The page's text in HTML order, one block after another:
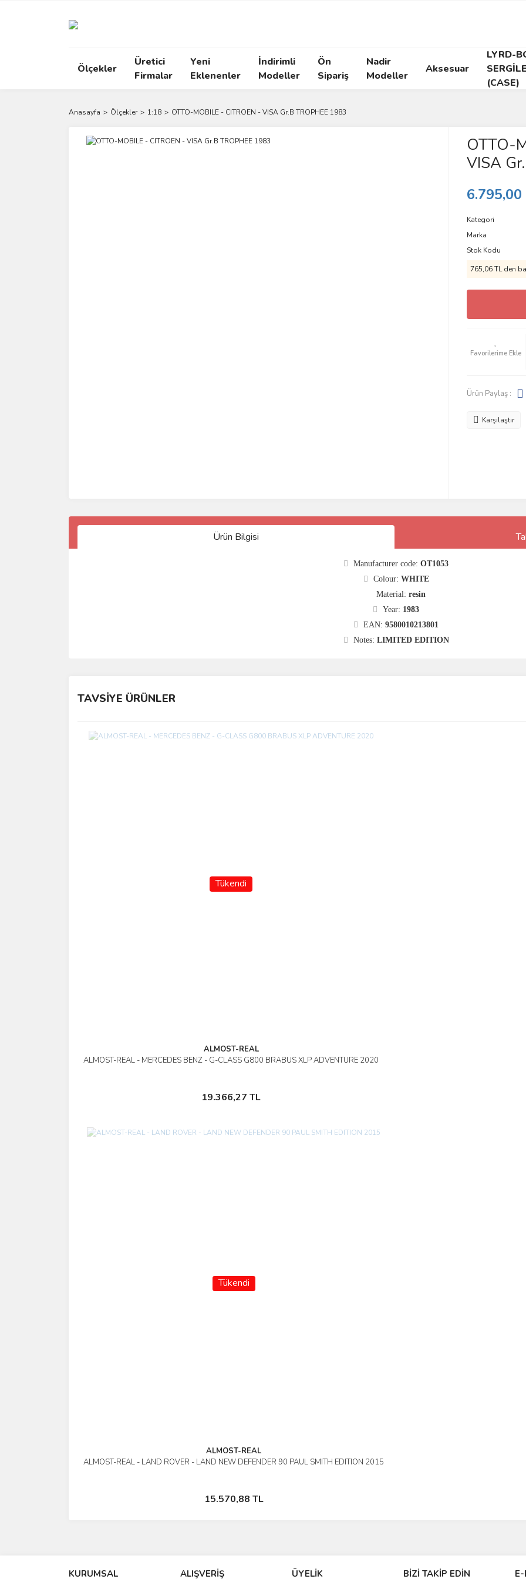
Ölçekler
Üretici
Firmalar
Yeni
Eklenenler
İndirimli
Modeller
Ön
Sipariş
Nadir
Modeller
Aksesuar
LYRD-
(CASE)
Anasayfa Ölçekler 1:18 OTTO-MOBILE - CITROEN - VISA Gr.B TROPHEE 1983
OTTO-
VISA
6.795,00
Kategori
Marka
Stok Kodu
765,06 TL den
Ürün Paylaş :
Karşılaştır
Ürün Bilgisi
Manufacturer code: OT1053
Colour: WHITE
Material: resin
Year: 1983
EAN: 9580010213801
Notes: LIMITED EDITION
TAVSİYE ÜRÜNLER
Tükendi
ALMOST-REAL
ALMOST-REAL - MERCEDES BENZ - G-CLASS G800 BRABUS XLP ADVENTURE 2020
19.366,27 TL
İncele
Stokta Yok
Tükendi
ALMOST-REAL
ALMOST-REAL - LAND ROVER - LAND NEW DEFENDER 90 PAUL SMITH EDITION 2015
15.570,88 TL
İncele
Stokta Yok
KURUMSAL ALIŞVERİŞ ÜYELİK BİZİ TAKİP EDİN